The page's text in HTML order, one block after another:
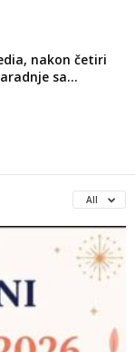
nakon četiri
sa...
All